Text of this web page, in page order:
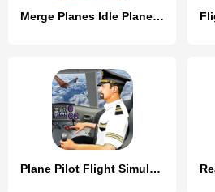
Merge Planes Idle Plane Game
Plane Pilot Flight Simulator